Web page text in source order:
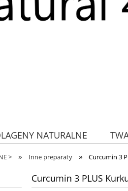
NATURALNE
> » Inne preparaty » Curcumin 3
Curcumin 3 PLUS